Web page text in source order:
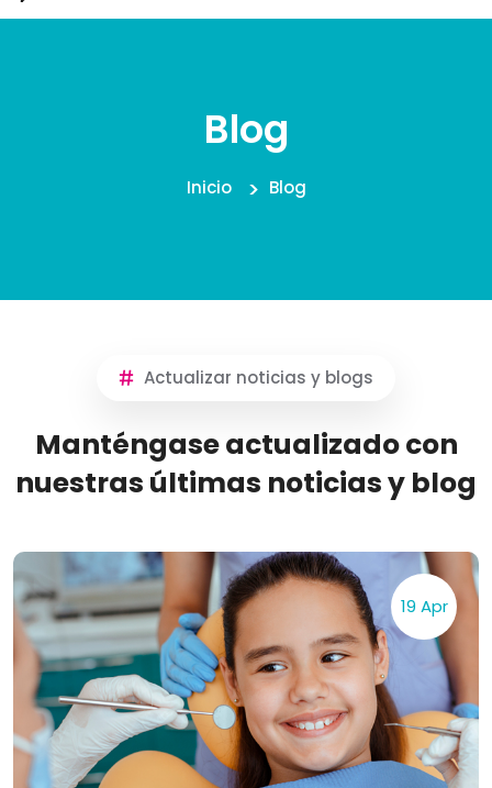
Blog
Inicio Blog
Actualizar noticias y blogs
Manténgase actualizado con
nuestras últimas noticias y blog
19 Apr